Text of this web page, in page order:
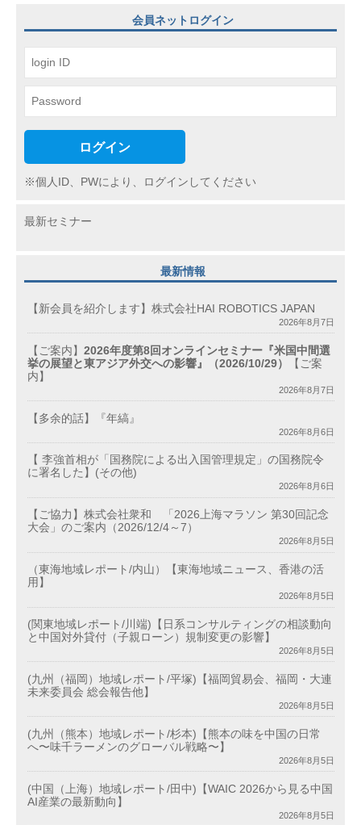
ョ
ン
会員ネットログイン
ログイン
※個人ID、PWにより、ログインしてください
最新セミナー
最新情報
【新会員を紹介します】株式会社HAI ROBOTICS JAPAN
2026年8月7日
【ご案内】 2026年度第8回オンラインセミナー『米国中間選
挙の展望と東アジア外交への影響』（2026/10/29）
【ご案
内】
2026年8月7日
【多余的話】『年縞』
2026年8月6日
【 李強首相が「国務院による出入国管理規定」の国務院令
に署名した】(その他)
2026年8月6日
【ご協力】株式会社衆和 「2026上海マラソン 第30回記念
大会」のご案内（2026/12/4～7）
2026年8月5日
（東海地域レポート/内山）【東海地域ニュース、香港の活
用】
2026年8月5日
(関東地域レポート/川端)【日系コンサルティングの相談動向
と中国対外貸付（子親ローン）規制変更の影響】
2026年8月5日
(九州（福岡）地域レポート/平塚)【福岡貿易会、福岡・大連
未来委員会 総会報告他】
2026年8月5日
(九州（熊本）地域レポート/杉本)【熊本の味を中国の日常
へ〜味千ラーメンのグローバル戦略〜】
2026年8月5日
(中国（上海）地域レポート/田中)【WAIC 2026から見る中国
AI産業の最新動向】
2026年8月5日